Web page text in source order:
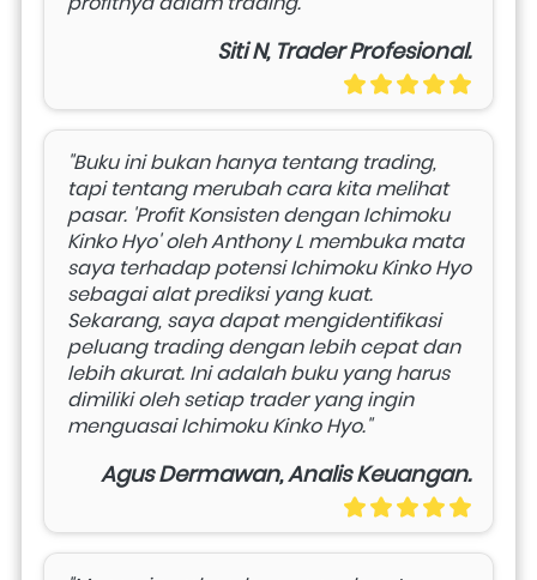
Siti N, Trader Profesional.
"Buku ini bukan hanya tentang trading,
tapi tentang merubah cara kita melihat
pasar. 'Profit Konsisten dengan Ichimoku
Kinko Hyo' oleh Anthony L membuka mata
saya terhadap potensi Ichimoku Kinko Hyo
sebagai alat prediksi yang kuat.
Sekarang, saya dapat mengidentifikasi
peluang trading dengan lebih cepat dan
lebih akurat. Ini adalah buku yang harus
dimiliki oleh setiap trader yang ingin
menguasai Ichimoku Kinko Hyo."
Agus Dermawan, Analis Keuangan.